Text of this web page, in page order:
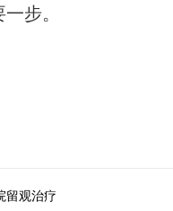
步。
留观治疗